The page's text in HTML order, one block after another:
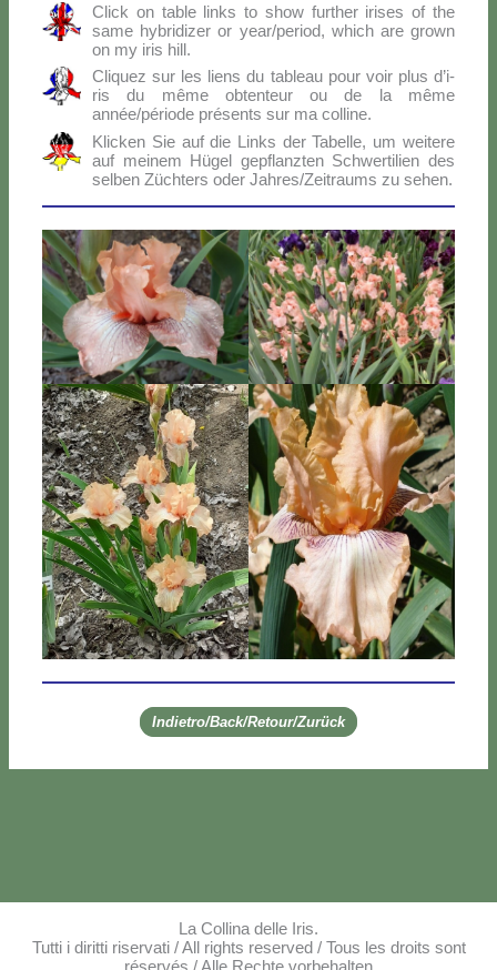
Click on ta­ble links to show fur­ther iri­ses of the
sa­me hy­bri­di­zer or year/period, which are gro­wn
on my iris hill.
Cli­quez sur les liens du ta­bleau pour voir plus d’i­
ris du mê­me ob­ten­teur ou de la mê­me
année/période pré­sen­ts sur ma col­li­ne.
Klic­ken Sie auf die Links der Ta­bel­le, um wei­te­re
auf mei­nem Hü­gel ge­p­flanz­ten Sch­wer­ti­lien des
sel­ben Zü­ch­ters oder Jahres/Zeitraums zu se­hen.
Indietro/Back/Retour/Zurück
La Collina delle Iris.
Tutti i diritti riservati / All rights reserved / Tous les droits sont
réservés / Alle Rechte vorbehalten